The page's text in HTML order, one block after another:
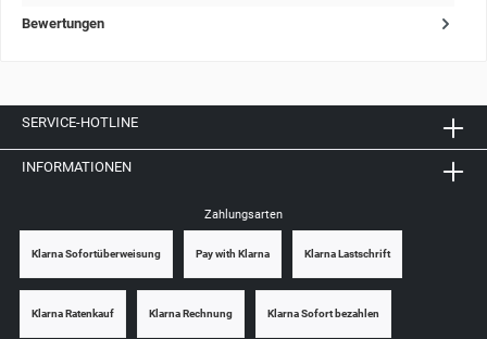
Bewertungen
SERVICE-HOTLINE
INFORMATIONEN
Zahlungsarten
Klarna Sofortüberweisung Pay with Klarna Klarna Lastschrift
Klarna Ratenkauf Klarna Rechnung Klarna Sofort bezahlen